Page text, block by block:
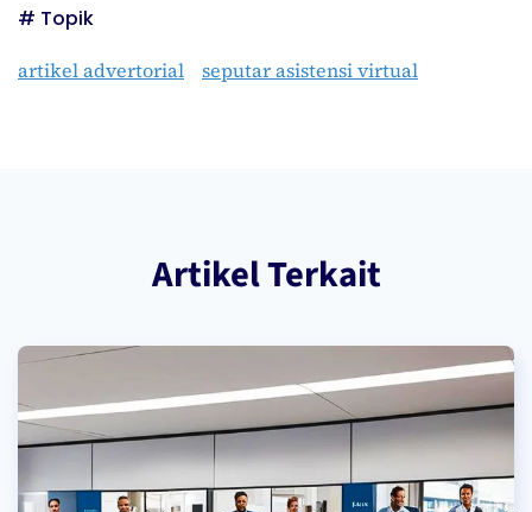
# Topik
artikel advertorial seputar asistensi virtual
Artikel Terkait